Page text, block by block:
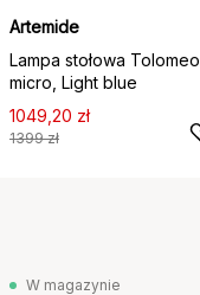
Artemide
Lampa stołowa Tolomeo
micro, Light blue
1049,20 zł
1399 zł
W magazynie